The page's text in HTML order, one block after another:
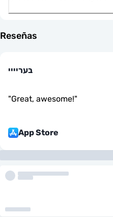
Reseñas
בעריייי
"Great, awesome!"
App Store